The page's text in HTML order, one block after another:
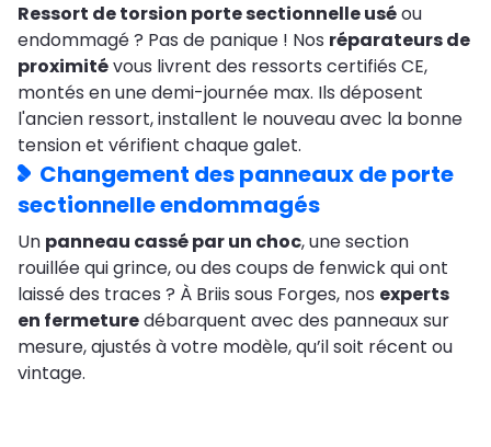
Ressort de torsion porte sectionnelle uséou
endommagé ? Pas de panique ! Nos réparateurs de
proximitévous livrent des ressorts certifiés CE,
montés en une demi-journée max. Ils déposent
l'ancien ressort, installent le nouveau avec la bonne
tension et vérifient chaque galet.
Changement des panneaux de porte
sectionnelle endommagés
Un panneau cassé par un choc, une section
rouillée qui grince, ou des coups de fenwick qui ont
laissé des traces ? À Briis sous Forges, nos experts
en fermeturedébarquent avec des panneaux sur
mesure, ajustés à votre modèle, qu’il soit récent ou
vintage.